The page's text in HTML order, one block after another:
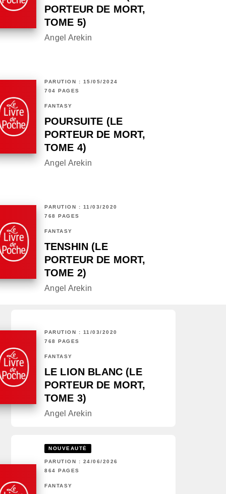
PORTEUR DE MORT,
TOME 5)
Angel Arekin
PARUTION : 15/05/2024
704 PAGES
FANTASY
POURSUITE (LE
PORTEUR DE MORT,
TOME 4)
Angel Arekin
PARUTION : 11/03/2020
768 PAGES
FANTASY
TENSHIN (LE
PORTEUR DE MORT,
TOME 2)
Angel Arekin
PARUTION : 11/03/2020
768 PAGES
FANTASY
LE LION BLANC (LE
PORTEUR DE MORT,
TOME 3)
Angel Arekin
NOUVEAUTÉ
PARUTION : 24/06/2026
864 PAGES
FANTASY